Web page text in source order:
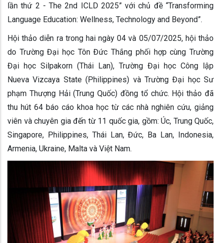
lần thứ 2 - The 2nd ICLD 2025” với chủ đề “Transforming
Language Education: Wellness, Technology and Beyond”.
Hội thảo diễn ra trong hai ngày 04 và 05/07/2025, hội thảo
do Trường Đại học Tôn Đức Thắng phối hợp cùng Trường
Đại học Silpakorn (Thái Lan), Trường Đại học Công lập
Nueva Vizcaya State (Philippines) và Trường Đại học Sư
phạm Thượng Hải (Trung Quốc) đồng tổ chức. Hội thảo đã
thu hút 64 báo cáo khoa học từ các nhà nghiên cứu, giảng
viên và chuyên gia đến từ 11 quốc gia, gồm: Úc, Trung Quốc,
Singapore, Philippines, Thái Lan, Đức, Ba Lan, Indonesia,
Armenia, Ukraine, Malta và Việt Nam.